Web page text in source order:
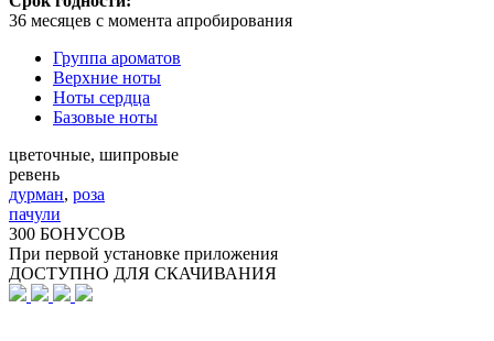
36 месяцев с момента апробирования
Группа ароматов
Верхние ноты
Ноты сердца
Базовые ноты
цветочные, шипровые
ревень
дурман, роза
пачули
300 БОНУСОВ
При первой установке приложения
ДОСТУПНО ДЛЯ СКАЧИВАНИЯ